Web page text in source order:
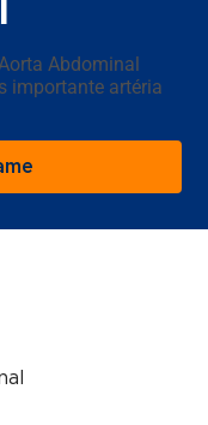
Abdominal
importante artéria